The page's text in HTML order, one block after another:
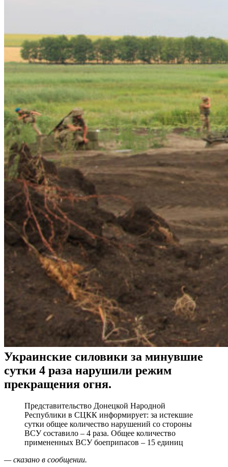
Украинские силовики за минувшие
сутки 4 раза нарушили режим
прекращения огня.
Представительство Донецкой Народной
Республики в СЦКК информирует: за истекшие
сутки общее количество нарушений со стороны
ВСУ составило – 4 раза. Общее количество
примененных ВСУ боеприпасов – 15 единиц
— сказано в сообщении.